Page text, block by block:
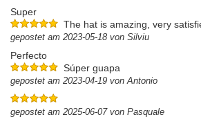
Super
The hat is amazing, very
gepostet am 2023-05-18 von Silviu
Perfecto
Súper guapa
gepostet am 2023-04-19 von Antonio
gepostet am 2025-06-07 von Pasquale